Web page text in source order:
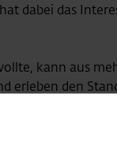
dabei das
kann aus
erleben den
Rahmen der
bringt die